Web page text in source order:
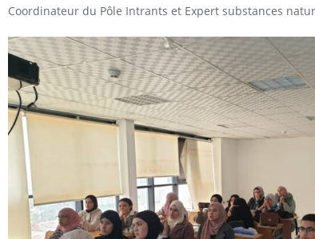
Coordinateur du Pôle Intrants et Expert substances